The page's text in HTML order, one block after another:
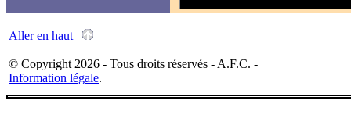
Aller en haut
© Copyright 2026 - Tous droits réservés - A.F.C. -
Information légale.